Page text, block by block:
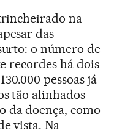
na
das
o número de
recordes há dois
pessoas já
tão alinhados
da doença, como
vista. Na